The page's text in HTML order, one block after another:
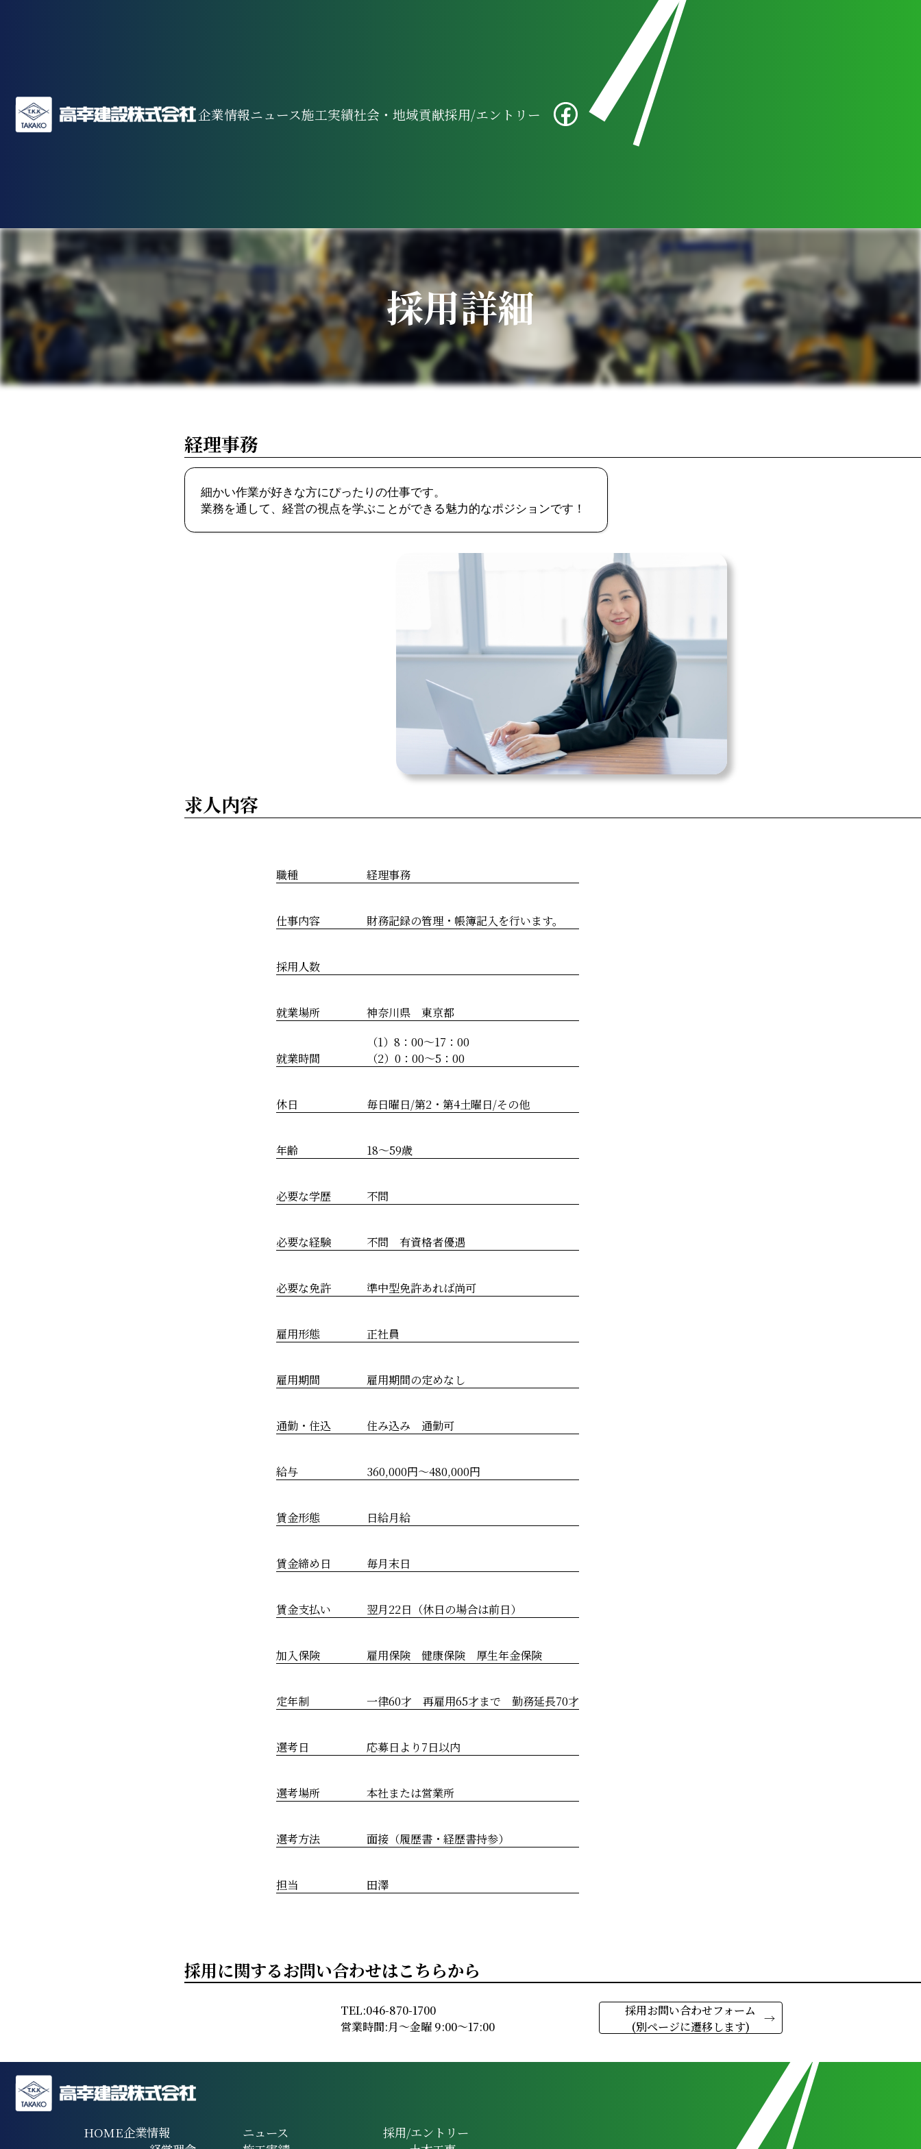
企業情報ニュース施工実績社会・地域貢献採用/エントリー
採用詳細
経理事務
細かい作業が好きな方にぴったりの仕事です。
業務を通して、経営の視点を学ぶことができる魅力的なポジションです！
求人内容
職種 経理事務
仕事内容 財務記録の管理・帳簿記入を行います。
採用人数
就業場所 神奈川県 東京都
就業時間
（1）8：00～17：00
（2）0：00～5：00
休日 毎日曜日/第2・第4土曜日/その他
年齢 18～59歳
必要な学歴 不問
必要な経験 不問 有資格者優遇
必要な免許 準中型免許あれば尚可
雇用形態 正社員
雇用期間 雇用期間の定めなし
通勤・住込 住み込み 通勤可
給与 360,000円～480,000円
賃金形態 日給月給
賃金締め日 毎月末日
賃金支払い 翌月22日（休日の場合は前日）
加入保険 雇用保険 健康保険 厚生年金保険
定年制 一律60才 再雇用65才まで 勤務延長70才
選考日 応募日より7日以内
選考場所 本社または営業所
選考方法 面接（履歴書・経歴書持参）
担当 田澤
採用に関するお問い合わせはこちらから
TEL:046-870-1700
営業時間:月～金曜 9:00～17:00
採用お問い合わせフォーム
(別ページに遷移します)
HOME企業情報
ニュース
採用/エントリー